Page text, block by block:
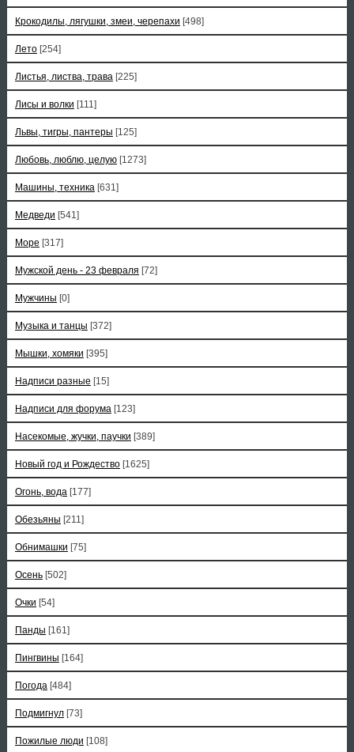
Крокодилы, лягушки, змеи, черепахи [498]
Лето [254]
Листья, листва, трава [225]
Лисы и волки [111]
Львы, тигры, пантеры [125]
Любовь, люблю, целую [1273]
Машины, техника [631]
Медведи [541]
Море [317]
Мужской день - 23 февраля [72]
Мужчины [0]
Музыка и танцы [372]
Мышки, хомяки [395]
Надписи разные [15]
Надписи для форума [123]
Насекомые, жучки, паучки [389]
Новый год и Рождество [1625]
Огонь, вода [177]
Обезьяны [211]
Обнимашки [75]
Осень [502]
Очки [54]
Панды [161]
Пингвины [164]
Погода [484]
Подмигнул [73]
Пожилые люди [108]